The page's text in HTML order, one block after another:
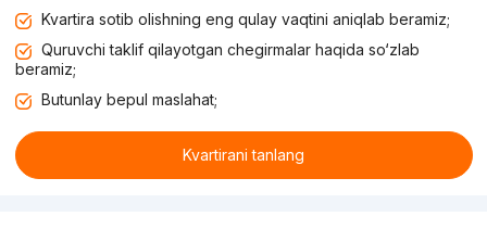
Kvartira sotib olishning eng qulay vaqtini aniqlab beramiz;
Quruvchi taklif qilayotgan chegirmalar haqida so‘zlab
beramiz;
Butunlay bepul maslahat;
Kvartirani tanlang